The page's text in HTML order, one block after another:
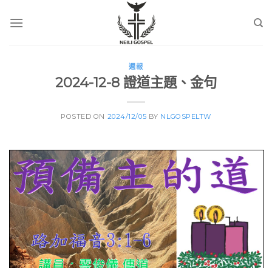
週報
2024-12-8 證道主題、金句
POSTED ON 2024/12/05 BY NLGOSPELTW